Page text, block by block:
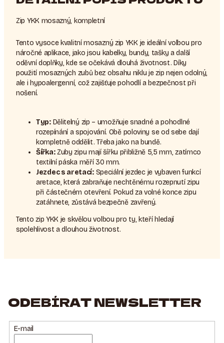
Zip YKK mosazný, kompletní
Tento vysoce kvalitní mosazný zip YKK je ideální volbou pro
náročné aplikace, jako jsou kabelky, bundy, tašky a další
oděvní doplňky, kde se očekává dlouhá životnost. Díky
použití mosazných zubů bez obsahu niklu je zip nejen odolný,
ale i hypoalergenní, což zajišťuje pohodlí a bezpečnost při
nošení.
Typ:Dělitelný zip – umožňuje snadné a pohodlné
rozepínání a spojování. Obě poloviny se od sebe dají
kompletně oddělit. Třeba jako na bundě.
Šířka:Zuby zipu mají šířku přibližně 5,5 mm, zatímco
textilní páska měří 30 mm.
Jezdec s aretací:Speciální jezdec je vybaven funkcí
aretace, která zabraňuje nechtěnému rozepnutí zipu
při částečném otevření. Pokud za volné konce zipu
zatáhnete, zůstává bezpečně zavřený.
Tento zip YKK je skvělou volbou pro ty, kteří hledají
spolehlivost a dlouhou životnost.
ODEBÍRAT NEWSLETTER
E-mail